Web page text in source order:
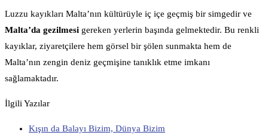
Luzzu kayıkları Malta’nın kültürüyle iç içe geçmiş bir simgedir ve
Malta’da gezilmesi gereken yerlerin başında gelmektedir. Bu renkli
kayıklar, ziyaretçilere hem görsel bir şölen sunmakta hem de
Malta’nın zengin deniz geçmişine tanıklık etme imkanı
sağlamaktadır.
İlgili Yazılar
Kışın da Balayı Bizim, Dünya Bizim